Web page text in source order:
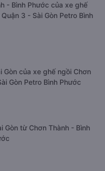
- Bình Phước của xe ghế
3 - Sài Gòn Petro Bình
của xe ghế ngồi Chơn
Gòn Petro Bình Phước
Gòn từ Chơn Thành - Bình